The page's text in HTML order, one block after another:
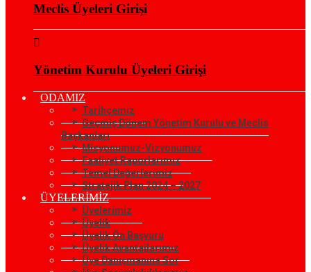
Meclis Üyeleri Girişi
Yönetim Kurulu Üyeleri Girişi
ODAMIZ
Tarihçemiz
Geçmiş Dönem Yönetim Kurulu ve Meclis
Başkanları
Misyonumuz-Vizyonumuz
Faaliyet Raporlarımız
Temel Değerlerimiz
Stratejik Plan 2024 – 2027
ÜYELERİMİZ
Üyelerimiz
Üyelik
Üyelik Ön Başvuru
Üyelik Avantajlarımız
Üye Danışmanına Sor